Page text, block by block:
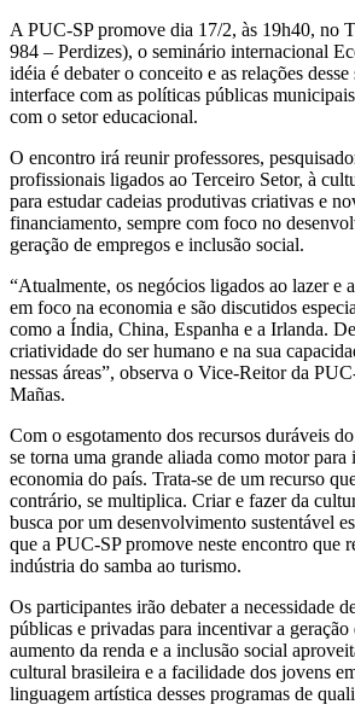
A PUC-SP promove dia 17/2, às 19h40, no
984 – Perdizes), o seminário internacional
idéia é debater o conceito e as relações desse
interface com as políticas públicas
com o setor educacional.
O encontro irá reunir professores,
profissionais ligados ao Terceiro Setor, à
para estudar cadeias produtivas criativas e
financiamento, sempre com foco no
geração de empregos e inclusão social.
“Atualmente, os negócios ligados ao lazer e
em foco na economia e são discutidos
como a Índia, China, Espanha e a Irlanda.
criatividade do ser humano e na sua
nessas áreas”, observa o Vice-Reitor da
Mañas.
Com o esgotamento dos recursos duráveis
se torna uma grande aliada como motor para
economia do país. Trata-se de um recurso
contrário, se multiplica. Criar e fazer da
busca por um desenvolvimento sustentável
que a PUC-SP promove neste encontro que
indústria do samba ao turismo.
Os participantes irão debater a necessidade
públicas e privadas para incentivar a geração
aumento da renda e a inclusão social
cultural brasileira e a facilidade dos jovens
linguagem artística desses programas de